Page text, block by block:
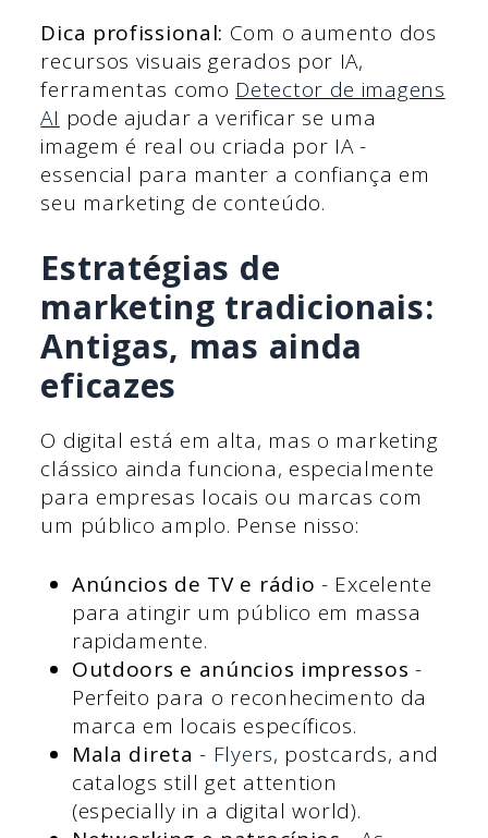
Dica profissional: Com o aumento dos
recursos visuais gerados por IA,
ferramentas como Detector de imagens
AI pode ajudar a verificar se uma
imagem é real ou criada por IA -
essencial para manter a confiança em
seu marketing de conteúdo.
Estratégias de
marketing tradicionais:
Antigas, mas ainda
eficazes
O digital está em alta, mas o marketing
clássico ainda funciona, especialmente
para empresas locais ou marcas com
um público amplo. Pense nisso:
Anúncios de TV e rádio - Excelente
para atingir um público em massa
rapidamente.
Outdoors e anúncios impressos -
Perfeito para o reconhecimento da
marca em locais específicos.
Mala direta - Flyers, postcards, and
catalogs still get attention
(especially in a digital world).